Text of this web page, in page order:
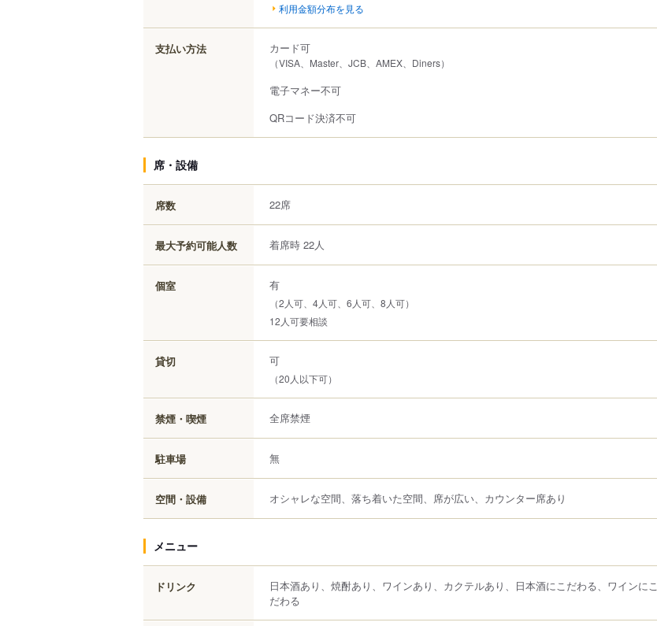
利用金額分布を見る
支払い方法 カード可
（VISA、Master、JCB、AMEX、Diners）
電子マネー不可
QRコード決済不可
席・設備
席数 22席
最大予約可能人数 着席時 22人
個室 有
（2人可、4人可、6人可、8人可）
12人可要相談
貸切 可
（20人以下可）
禁煙・喫煙 全席禁煙
駐車場 無
空間・設備 オシャレな空間、落ち着いた空間、席が広い、カウンター席あり
メニュー
ドリンク
日本酒あり、焼酎あり、ワインあり、カクテルあり、日本酒にこだわる、ワインにこ
だわる